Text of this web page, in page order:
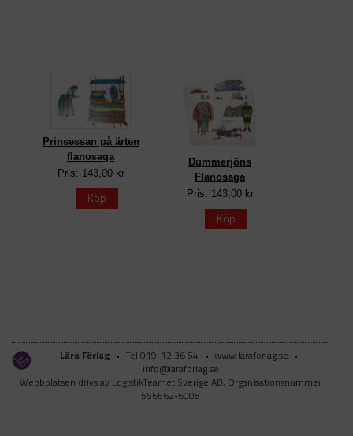
Prinsessan på ärten
flanosaga
Pris: 143,00 kr
Köp
Dummerjöns
Flanosaga
Pris: 143,00 kr
Köp
Lära Förlag • Tel 019-12 36 54 • www.laraforlag.se •
info@laraforlag.se
Webbplatsen drivs av LogistikTeamet Sverige AB, Organisationsnummer
556562-6008